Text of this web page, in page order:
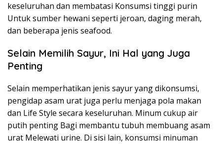
keseluruhan dan membatasi Konsumsi tinggi purin
Untuk sumber hewani seperti jeroan, daging merah,
dan beberapa jenis seafood.
Selain Memilih Sayur, Ini Hal yang Juga
Penting
Selain memperhatikan jenis sayur yang dikonsumsi,
pengidap asam urat juga perlu menjaga pola makan
dan Life Style secara keseluruhan. Minum cukup air
putih penting Bagi membantu tubuh membuang asam
urat Melewati urine. Di sisi lain, konsumsi minuman